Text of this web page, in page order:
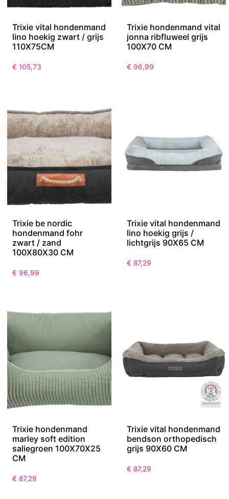
Trixie vital hondenmand
lino hoekig zwart / grijs
110X75CM
€ 105,73
Trixie hondenmand vital
jonna ribfluweel grijs
100X70 CM
€ 96,99
Trixie be nordic
hondenmand fohr
zwart / zand
100X80X30 CM
€ 96,99
Trixie vital hondenmand
lino hoekig grijs /
lichtgrijs 90X65 CM
€ 87,29
Trixie hondenmand
marley soft edition
saliegroen 100X70X25
CM
€ 87,29
Trixie vital hondenmand
bendson orthopedisch
grijs 90X60 CM
€ 87,29